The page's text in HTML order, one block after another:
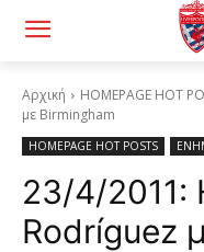
Αρχική HOMEPAGE HOT
με Birmingham
HOMEPAGE HOT POSTS
23/4/2011:
Rodríguez